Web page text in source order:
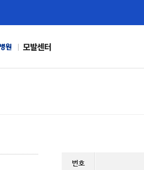
모발센터
번호